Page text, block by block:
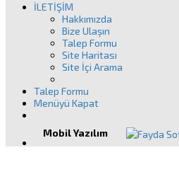
İLETİŞİM
Hakkımızda
Bize Ulaşın
Talep Formu
Site Haritası
Site İçi Arama
Talep Formu
Menüyü Kapat
Mobil Yazılım